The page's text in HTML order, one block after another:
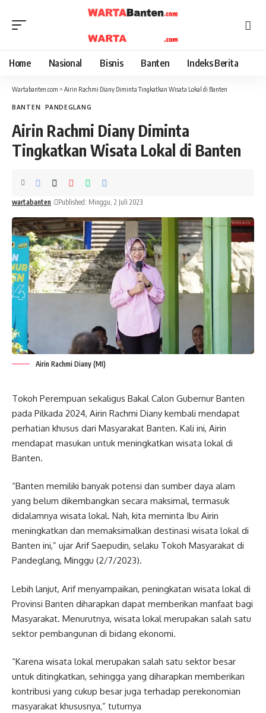
Home Nasional Bisnis Banten Indeks Berita
Wartabanten.com > Airin Rachmi Diany Diminta Tingkatkan Wisata Lokal di Banten
BANTEN PANDEGLANG
Airin Rachmi Diany Diminta
Tingkatkan Wisata Lokal di Banten
wartabanten Published: Minggu, 2 Juli 2023
Airin Rachmi Diany (MI)
Tokoh Perempuan sekaligus Bakal Calon Gubernur Banten
pada Pilkada 2024, Airin Rachmi Diany kembali mendapat
perhatian khusus dari Masyarakat Banten. Kali ini, Airin
mendapat masukan untuk meningkatkan wisata lokal di
Banten.
“Banten memiliki banyak potensi dan sumber daya alam
yang belum dikembangkan secara maksimal, termasuk
didalamnya wisata lokal. Nah, kita meminta Ibu Airin
meningkatkan dan memaksimalkan destinasi wisata lokal di
Banten ini,” ujar Arif Saepudin, selaku Tokoh Masyarakat di
Pandeglang, Minggu (2/7/2023).
Lebih lanjut, Arif menyampaikan, peningkatan wisata lokal di
Provinsi Banten diharapkan dapat memberikan manfaat bagi
Masyarakat. Menurutnya, wisata lokal merupakan salah satu
sektor pembangunan di bidang ekonomi.
“Karena wisata lokal merupakan salah satu sektor besar
untuk ditingkatkan, sehingga yang diharapkan memberikan
kontribusi yang cukup besar juga terhadap perekonomian
masyarakat khususnya,” tuturnya